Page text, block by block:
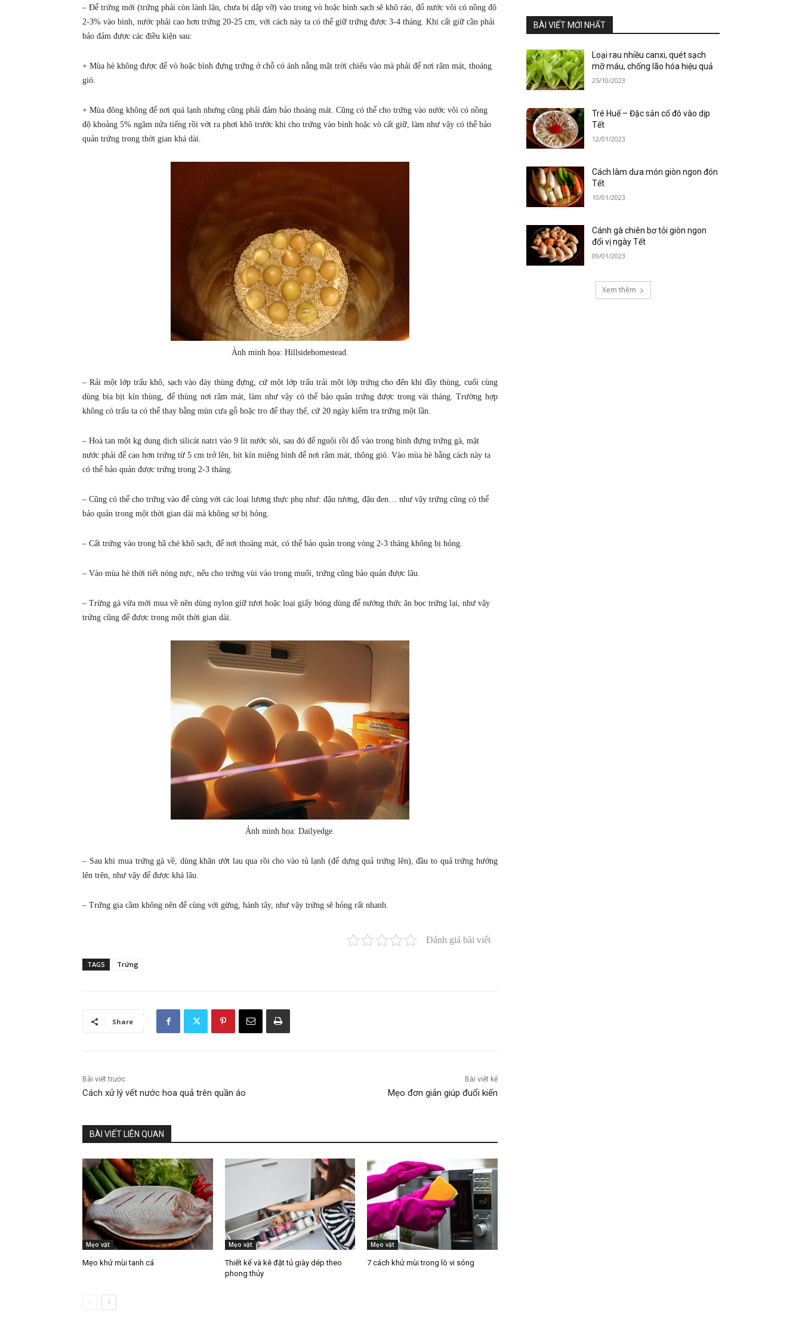
– Để trứng mới (trứng phải còn lành lặn, chưa bị dập vỡ) vào trong vò hoặc bình sạch sẽ khô ráo, đổ nước vôi có nồng độ
2-3% vào bình, nước phải cao hơn trứng 20-25 cm, với cách này ta có thể giữ trứng được 3-4 tháng. Khi cất giữ cần phải
bảo đảm được các điều kiện sau:
+ Mùa hè không được để vò hoặc bình đựng trứng ở chỗ có ánh nắng mặt trời chiếu vào mà phải để nơi râm mát, thoáng
gió.
+ Mùa đông không để nơi quá lạnh nhưng cũng phải đảm bảo thoáng mát. Cũng có thể cho trứng vào nước vôi có nồng
độ khoảng 5% ngâm nửa tiếng rồi vớt ra phơi khô trước khi cho trứng vào bình hoặc vò cất giữ, làm như vậy có thể bảo
quản trứng trong thời gian khá dài.
Ảnh minh họa: Hillsidehomestead.
– Rải một lớp trấu khô, sạch vào đáy thùng đựng, cứ một lớp trấu trải một lớp trứng cho đến khi đầy thùng, cuối cùng
dùng bìa bịt kín thùng, để thùng nơi râm mát, làm như vậy có thể bảo quản trứng được trong vài tháng. Trường hợp
không có trấu ta có thể thay bằng mùn cưa gỗ hoặc tro để thay thế, cứ 20 ngày kiểm tra trứng một lần.
– Hoà tan một kg dung dịch silicát natri vào 9 lít nước sôi, sau đó để nguội rồi đổ vào trong bình đựng trứng gà, mặt
nước phải để cao hơn trứng từ 5 cm trở lên, bịt kín miệng bình để nơi râm mát, thông gió. Vào mùa hè bằng cách này ta
có thể bảo quản được trứng trong 2-3 tháng.
– Cũng có thể cho trứng vào để cùng với các loại lương thực phụ như: đậu tương, đậu đen… như vậy trứng cũng có thể
bảo quản trong một thời gian dài mà không sợ bị hỏng.
– Cất trứng vào trong bã chè khô sạch, để nơi thoáng mát, có thể bảo quản trong vòng 2-3 tháng không bị hỏng.
– Vào mùa hè thời tiết nóng nực, nếu cho trứng vùi vào trong muối, trứng cũng bảo quản được lâu.
– Trừng gà vừa mới mua về nên dùng nylon giữ tươi hoặc loại giấy bóng dùng để nướng thức ăn bọc trứng lại, như vậy
trứng cũng để được trong một thời gian dài.
Ảnh minh họa: Dailyedge.
– Sau khi mua trứng gà về, dùng khăn ướt lau qua rồi cho vào tủ lạnh (để dựng quả trứng lên), đầu to quả trứng hướng
lên trên, như vậy để được khá lâu.
– Trứng gia cầm không nên để cùng với gừng, hành tây, như vậy trứng sẽ hỏng rất nhanh.
Đánh giá bài viết
TAGS Trứng
Share
Bài viết trước
Cách xử lý vết nước hoa quả trên quần áo
Bài viết kế
Mẹo đơn giản giúp đuổi kiến
BÀI VIẾT LIÊN QUAN
Mẹo vặt
Mẹo khử mùi tanh cá
Mẹo vặt
Thiết kế và kê đặt tủ giày dép theo
phong thủy
Mẹo vặt
7 cách khử mùi trong lò vi sóng
BÀI VIẾT MỚI NHẤT
Loại rau nhiều canxi, quét sạch
mỡ máu, chống lão hóa hiệu quả
25/10/2023
Tré Huế – Đặc sản cố đô vào dịp
Tết
12/01/2023
Cách làm dưa món giòn ngon đón
Tết
10/01/2023
Cánh gà chiên bơ tỏi giòn ngon
đổi vị ngày Tết
09/01/2023
Xem thêm